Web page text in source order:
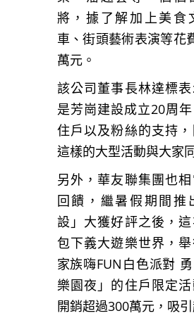
將，據了解加上美食
車、街頭藝術表演等花
萬元。
該公司董事長林達標
是芳崗建設成立20周
住戶以及粉絲的支持
這樣的大型活動與大家
另外，華友聯集團也
回饋，繼暑假期間推
設」大獲好評之後，
包下義大遊樂世界，
家族嗨FUN白色派對
樂園夜」的住戶限定
開銷超過300萬元，吸